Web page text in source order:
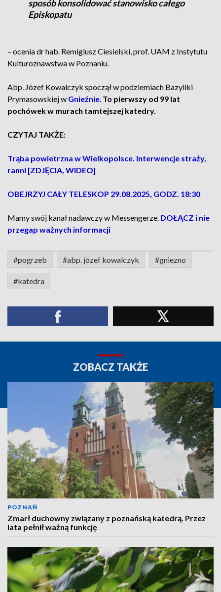
sposób konsolidować stanowisko całego
Episkopatu
– ocenia dr hab. Remigiusz Ciesielski, prof. UAM z Instytutu
Kulturoznawstwa w Poznaniu.
Abp. Józef Kowalczyk spoczął w podziemiach Bazyliki
Prymasowskiej w Gnieźnie. To pierwszy od 99 lat
pochówek w murach tamtejszej katedry.
CZYTAJ TAKŻE:
Trąba powietrzna w Wielkopolsce. Interwencje straży,
ranni [ZDJĘCIA, WIDEO]
OBEJRZYJ CAŁY TELESKOP 29.08.2025, GODZ. 18:30
Mamy swój kanał nadawczy w Messengerze. DOŁĄCZ i nie
przegap ważnych informacji
#pogrzeb #abp. józef kowalczyk #gniezno
#katedra
ZOBACZ TAKŻE
POZNAŃ
Zmarł duchowny związany z poznańską katedrą. Przez
lata pełnił ważną funkcję